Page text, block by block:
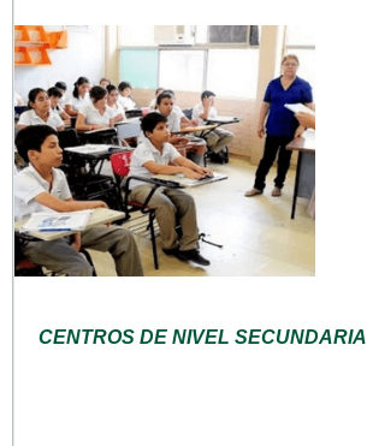
CENTROS DE NIVEL SECUNDARIA